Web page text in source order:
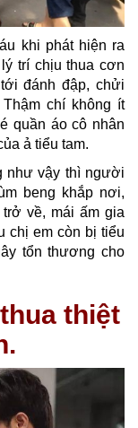
khi phát hiện ra
trí chịu thua cơn
đánh đập, chửi
chí không ít
quần áo cô nhân
ả tiểu tam.
như vậy thì người
beng khắp nơi,
về, mái ấm gia
chị em còn bị tiểu
tổn thương cho
thiệt